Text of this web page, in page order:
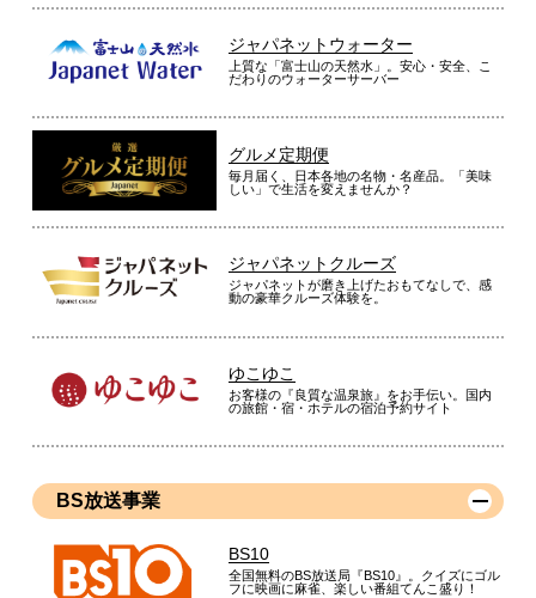
ジャパネットウォーター
上質な「富士山の天然水」。安心・安全、こ
だわりのウォーターサーバー
グルメ定期便
毎月届く、日本各地の名物・名産品。「美味
しい」で生活を変えませんか？
ジャパネットクルーズ
ジャパネットが磨き上げたおもてなしで、感
動の豪華クルーズ体験を。
ゆこゆこ
お客様の『良質な温泉旅』をお手伝い。国内
の旅館・宿・ホテルの宿泊予約サイト
BS放送事業
BS10
全国無料のBS放送局『BS10』。クイズにゴル
フに映画に麻雀、楽しい番組てんこ盛り！